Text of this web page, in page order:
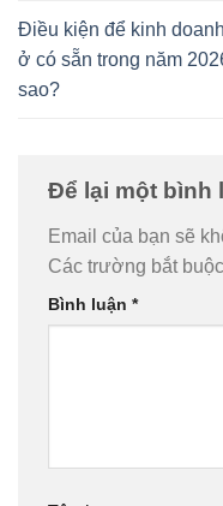
Điều kiện để kinh
ở có sẵn trong năm
sao?
Để lại một bình
Email của bạn sẽ
Các trường bắt
Bình luận *